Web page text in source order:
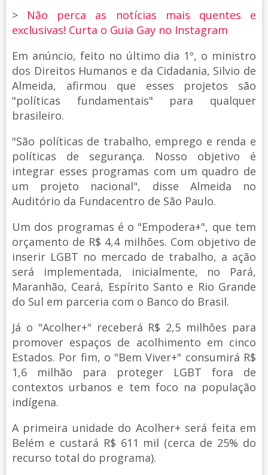
> Não perca as notícias mais quentes e
exclusivas! Curta o Guia Gay no Instagram
Em anúncio, feito no último dia 1º, o ministro
dos Direitos Humanos e da Cidadania, Silvio de
Almeida, afirmou que esses projetos são
"políticas fundamentais" para qualquer
brasileiro.
"São políticas de trabalho, emprego e renda e
políticas de segurança. Nosso objetivo é
integrar esses programas com um quadro de
um projeto nacional", disse Almeida no
Auditório da Fundacentro de São Paulo.
Um dos programas é o "Empodera+", que tem
orçamento de R$ 4,4 milhões. Com objetivo de
inserir LGBT no mercado de trabalho, a ação
será implementada, inicialmente, no Pará,
Maranhão, Ceará, Espírito Santo e Rio Grande
do Sul em parceria com o Banco do Brasil.
Já o "Acolher+" receberá R$ 2,5 milhões para
promover espaços de acolhimento em cinco
Estados. Por fim, o "Bem Viver+" consumirá R$
1,6 milhão para proteger LGBT fora de
contextos urbanos e tem foco na população
indígena.
A primeira unidade do Acolher+ será feita em
Belém e custará R$ 611 mil (cerca de 25% do
recurso total do programa).